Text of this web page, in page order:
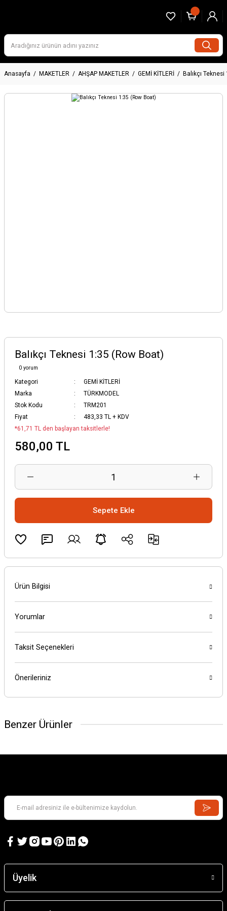
Anasayfa MAKETLER AHŞAP MAKETLER GEMİ KİTLERİ Balıkçı
Balıkçı Teknesi 1:35 (Row Boat)
0 yorum
Kategori
GEMİ KİTLERİ
Marka
TÜRKMODEL
Stok Kodu
TRM201
Fiyat
483,33 TL + KDV
*61,71 TL den başlayan taksitlerle!
580,00 TL
Sepete Ekle
Ürün Bilgisi
Yorumlar
Taksit Seçenekleri
Önerileriniz
Benzer Ürünler
Üyelik